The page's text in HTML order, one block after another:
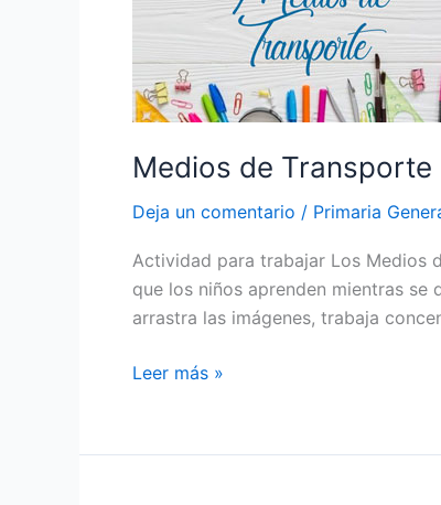
Medios de Transporte
Deja un comentario / Primaria
Actividad para trabajar Los Medios
que los niños aprenden mientras
arrastra las imágenes, trabaja
Leer más »